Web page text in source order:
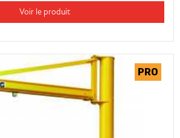
Voir le produit